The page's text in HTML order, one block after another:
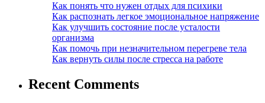
Как понять что нужен отдых для психики
Как распознать легкое эмоциональное напряжение
Как улучшить состояние после усталости
организма
Как помочь при незначительном перегреве тела
Как вернуть силы после стресса на работе
Recent Comments